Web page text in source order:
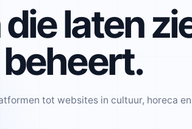
laten
tot websites in cultuur, horeca